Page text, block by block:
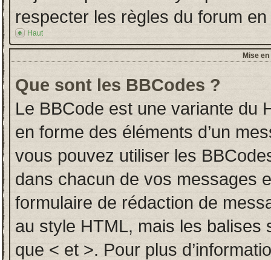
respecter les règles du forum
Haut
Mise
Que sont les BBCodes ?
Le BBCode est une variante du
en forme des éléments d’un
vous pouvez utiliser les
dans chacun de vos messages
formulaire de rédaction de
au style HTML, mais les
que < et >. Pour plus